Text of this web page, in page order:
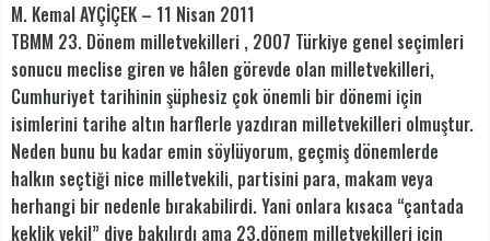
M. Kemal AYÇİÇEK – 11 Nisan 2011
TBMM 23. Dönem milletvekilleri , 2007 Türkiye genel seçimleri
sonucu meclise giren ve hâlen görevde olan milletvekilleri,
Cumhuriyet tarihinin şüphesiz çok önemli bir dönemi için
isimlerini tarihe altın harflerle yazdıran milletvekilleri olmuştur.
Neden bunu bu kadar emin söylüyorum, geçmiş dönemlerde
halkın seçtiği nice milletvekili, partisini para, makam veya
herhangi bir nedenle bırakabilirdi. Yani onlara kısaca “çantada
keklik vekil” diye bakılırdı ama 23.dönem milletvekilleri için